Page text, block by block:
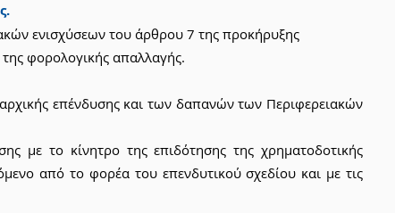
ενισχύσεων του άρθρου 7 της προκήρυξης
φορολογικής απαλλαγής.
αρχικής επένδυσης και των δαπανών των Περιφερειακών
με το κίνητρο της επιδότησης της χρηματοδοτικής
από το φορέα του επενδυτικού σχεδίου και με τις